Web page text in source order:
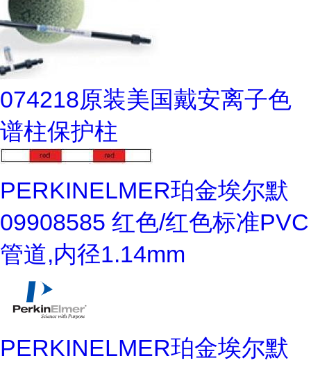
074218原装美国戴安离子色
谱柱保护柱
PERKINELMER珀金埃尔默
09908585 红色/红色标准PVC
管道,内径1.14mm
PERKINELMER珀金埃尔默